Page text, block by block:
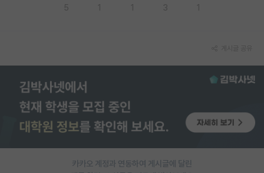
반도체 아카데미
카카오 계정과 연동하여 게시글에 달린